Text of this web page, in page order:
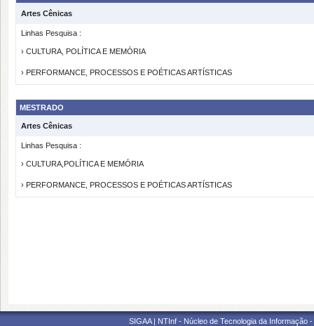
Artes Cênicas
Linhas Pesquisa :
› CULTURA, POLÍTICA E MEMÓRIA
› PERFORMANCE, PROCESSOS E POÉTICAS ARTÍSTICAS
MESTRADO
Artes Cênicas
Linhas Pesquisa :
› CULTURA,POLÍTICA E MEMÓRIA
› PERFORMANCE, PROCESSOS E POÉTICAS ARTÍSTICAS
SIGAA | NTInf - Núcleo de Tecnologia da